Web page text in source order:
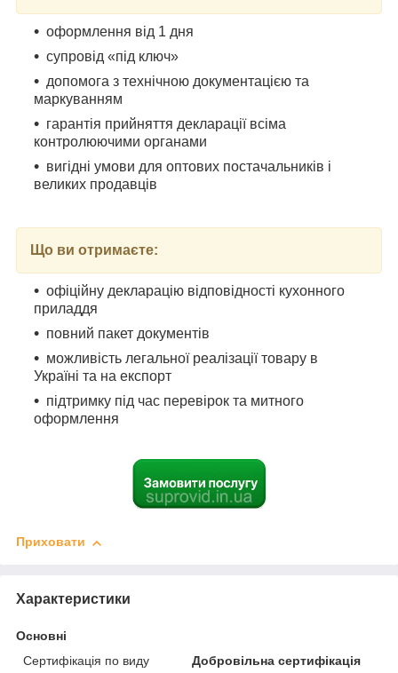
оформлення від 1 дня
супровід «під ключ»
допомога з технічною документацією та
маркуванням
гарантія прийняття декларації всіма
контролюючими органами
вигідні умови для оптових постачальників і
великих продавців
Що ви отримаєте:
офіційну декларацію відповідності кухонного
приладдя
повний пакет документів
можливість легальної реалізації товару в
Україні та на експорт
підтримку під час перевірок та митного
оформлення
Приховати
Характеристики
Основні
Сертифікація по виду
Добровільна сертифікація